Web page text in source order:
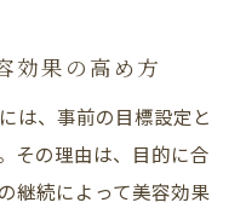
効果の高め方
は、事前の目標設定と
その理由は、目的に合
継続によって美容効果